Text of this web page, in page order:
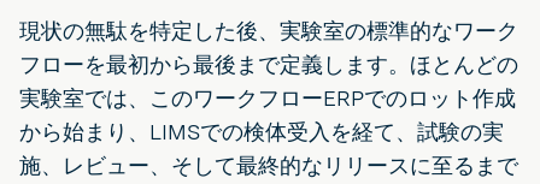
現状の無駄を特定した後、実験室の標準的なワーク
フローを最初から最後まで定義します。ほとんどの
実験室では、このワークフローERPでのロット作成
から始まり、LIMSでの検体受入を経て、試験の実
施、レビュー、そして最終的なリリースに至るまで